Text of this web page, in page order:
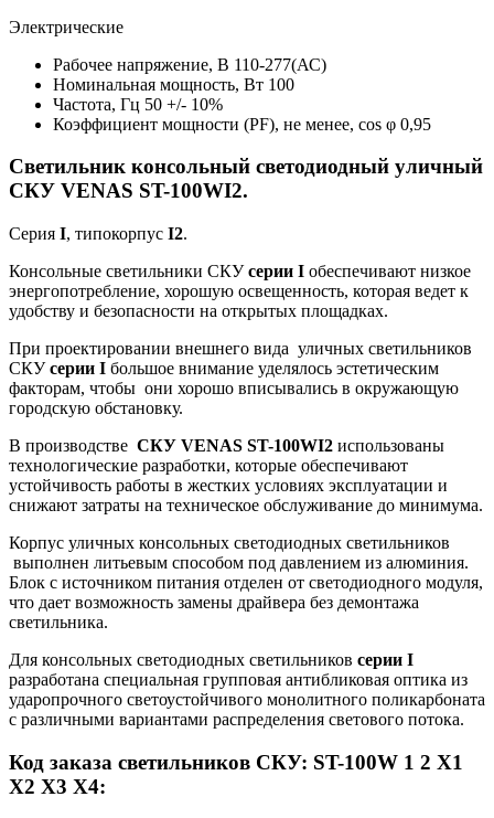
Электрические
Рабочее напряжение, В 110-277(АС)
Номинальная мощность, Вт 100
Частота, Гц 50 +/- 10%
Коэффициент мощности (PF), не менее, cos φ 0,95
Светильник консольный светодиодный уличный
СКУ VENAS ST-100WI2.
Серия I, типокорпус I2.
Консольные светильники СКУсерии I обеспечивают низкое
энергопотребление, хорошую освещенность, которая ведет к
удобству и безопасности на открытых площадках.
При проектировании внешнего вида уличных светильников
СКУсерии I большое внимание уделялось эстетическим
факторам, чтобы они хорошо вписывались в окружающую
городскую обстановку.
В производстве СКУ VENAS ST-100WI2 использованы
технологические разработки, которые обеспечивают
устойчивость работы в жестких условиях эксплуатации и
снижают затраты на техническое обслуживание до минимума.
Корпус уличных консольных светодиодных светильников
выполнен литьевым способом под давлением из алюминия.
Блок с источником питания отделен от светодиодного модуля,
что дает возможность замены драйвера без демонтажа
светильника.
Для консольных светодиодных светильников серии I
разработана специальная групповая антибликовая оптика из
ударопрочного светоустойчивого монолитного поликарбоната
с различными вариантами распределения светового потока.
Код заказа светильников СКУ: ST-100W 1 2 X1
X2 X3 Х4: